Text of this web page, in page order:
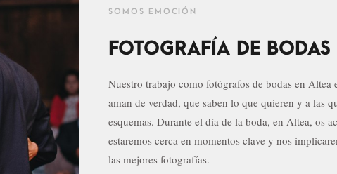
SOMOS EMOCIÓN
FOTOGRAFÍA DE BODAS
Nuestro trabajo como fotógrafos de bodas en Altea
aman de verdad, que saben lo que quieren y a las
esquemas. Durante el día de la boda, en Altea, os
estaremos cerca en momentos clave y nos
las mejores fotografías.